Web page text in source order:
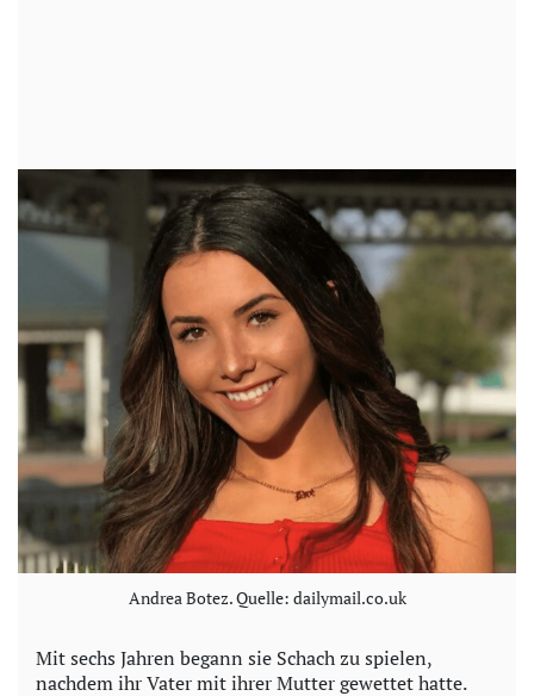
Andrea Botez. Quelle: dailymail.co.uk
Mit sechs Jahren begann sie Schach zu spielen,
nachdem ihr Vater mit ihrer Mutter gewettet hatte.